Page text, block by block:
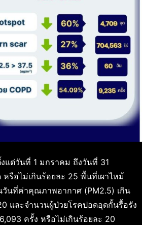
แต่วันที่ 1 มกราคม ถึงวันที่ 31
รือไม่เกินร้อยละ 25 พื้นที่เผาไหม้
วันที่ค่าคุณภาพอากาศ (PM2.5) เกิน
และจำนวนผู้ป่วยโรคปอดอุดกั้นรื้อรัง
ครั้ง หรือไม่เกินร้อยละ 20